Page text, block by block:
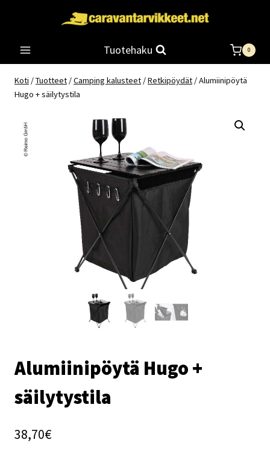
Tuotehaku 0
Koti /Tuotteet /Camping kalusteet /Retkipöydät /Alumiinipöytä
Hugo + säilytystila
Alumiinipöytä Hugo +
säilytystila
38,70€